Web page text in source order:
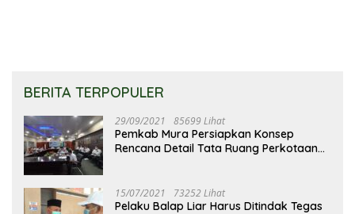
BERITA TERPOPULER
29/09/2021 85699 Lihat
Pemkab Mura Persiapkan Konsep
Rencana Detail Tata Ruang Perkotaan
15/07/2021 73252 Lihat
Pelaku Balap Liar Harus Ditindak Tegas